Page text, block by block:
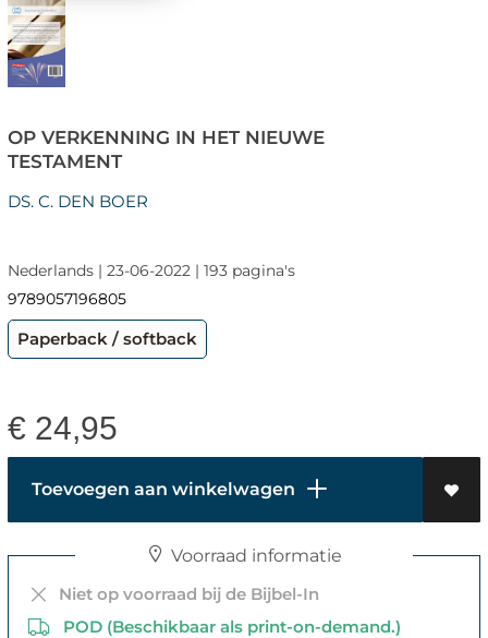
OP VERKENNING IN HET NIEUWE
TESTAMENT
DS. C. DEN BOER
Nederlands | 23-06-2022 | 193 pagina's
9789057196805
Paperback / softback
€ 24,95
Toevoegen aan winkelwagen
Voorraad informatie
Niet op voorraad bij de Bijbel-In
POD (Beschikbaar als print-on-demand.)